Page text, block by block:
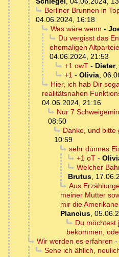
Berliner Brunnen in
04.06.2024, 16:18
Was wäre wenn -
Du vergisst das
ehemaligen
04.06.2024, 21:53
+1 owT- Dieter,
+1- Olivia,
Hier, ich hab Dir
realitätsnahen
04.06.2024, 21:16
Nur 7
08:50
Danke, und bitte
10:59
sehr dünnes
+1 oT-
Welcher
Brutus,
Aus
meiner Mutter
mir die
Plancius,
Du möchtest
bekommen,
Wir werden es erfahren -
Sehe ich ählich,